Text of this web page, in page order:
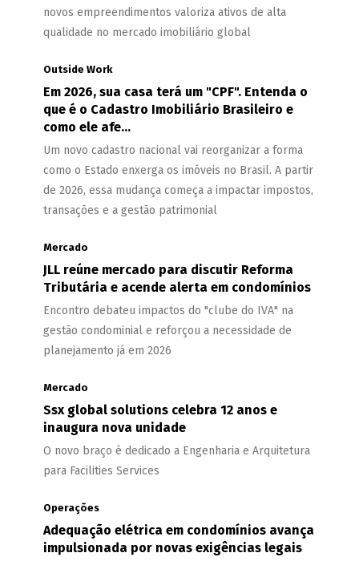
novos empreendimentos valoriza ativos de alta
qualidade no mercado imobiliário global
Outside Work
Em 2026, sua casa terá um "CPF". Entenda o
que é o Cadastro Imobiliário Brasileiro e
como ele afe...
Um novo cadastro nacional vai reorganizar a forma
como o Estado enxerga os imóveis no Brasil. A partir
de 2026, essa mudança começa a impactar impostos,
transações e a gestão patrimonial
Mercado
JLL reúne mercado para discutir Reforma
Tributária e acende alerta em condomínios
Encontro debateu impactos do "clube do IVA" na
gestão condominial e reforçou a necessidade de
planejamento já em 2026
Mercado
Ssx global solutions celebra 12 anos e
inaugura nova unidade
O novo braço é dedicado a Engenharia e Arquitetura
para Facilities Services
Operações
Adequação elétrica em condomínios avança
impulsionada por novas exigências legais